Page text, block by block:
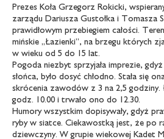
Prezes Koła Grzegorz Rokicki,
zarządu Dariusza Gustołka i Tomasza
prawidłowym przebiegiem całości.
mińskie „Łazienki”, na brzegu których
w wieku od 5 do 15 lat.
Pogoda niezbyt sprzyjała imprezie,
słońca, było dosyć chłodno. Stała się
skrócenia zawodów z 3 na 2,5
godz. 10.00 i trwało ono do 12.30.
Humory wszystkim dopisywały, gdyż
ryby w siatce. Ciekawostką jest, że po
dziewczyny. W grupie wiekowej Kadet